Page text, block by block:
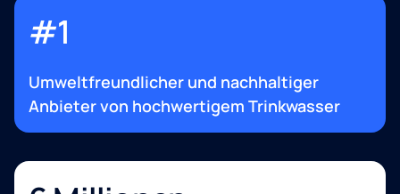
#1
Umweltfreundlicher und nachhaltiger
Anbieter von hochwertigem Trinkwasser